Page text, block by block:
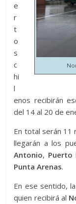
e
r
t
o
s
c
hi
l
enos recibirán
del 14 al 20 de
En total serán 11
llegarán a los
Antonio, Puerto
Punta Arenas.
En ese sentido,
quien recibirá al